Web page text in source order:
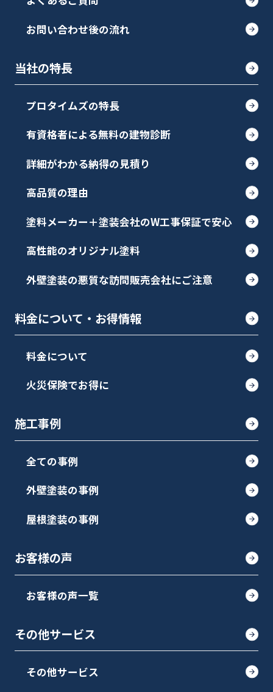
お問い合わせ後の流れ
当社の特長
プロタイムズの特長
有資格者による無料の建物診断
詳細がわかる納得の見積り
高品質の理由
塗料メーカー＋塗装会社のW工事保証で安心
高性能のオリジナル塗料
外壁塗装の悪質な訪問販売会社にご注意
料金について・お得情報
料金について
火災保険でお得に
施工事例
全ての事例
外壁塗装の事例
屋根塗装の事例
お客様の声
お客様の声一覧
その他サービス
その他サービス